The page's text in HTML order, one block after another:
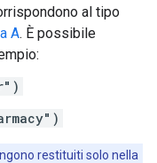
al tipo
A. È possibile
restituiti solo nella